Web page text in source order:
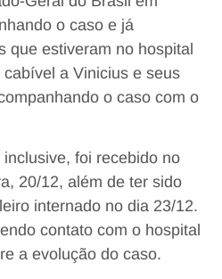
o caso e já
que estiveram no hospital
a Vinicius e seus
o caso com o
foi recebido no
20/12, além de ter sido
internado no dia 23/12.
contato com o hospital
a evolução do caso.